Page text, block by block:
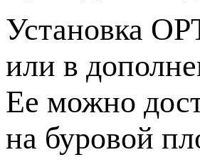
Установка
или в
Ее можно
на буровой